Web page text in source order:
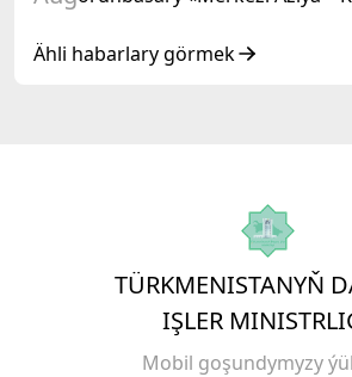
ýokary derejeli wezipeli
Ähli habarlary görmek
TÜRKMENISTANYŇ
IŞLER
Mobil goşundymyzy